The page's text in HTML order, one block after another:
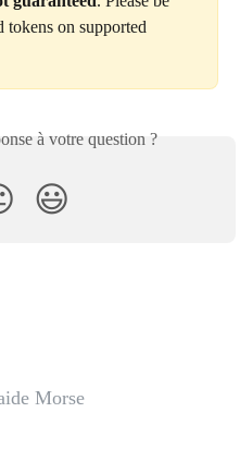
tokens on supported
à votre question ?
😃